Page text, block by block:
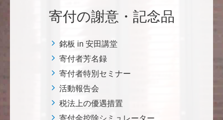
です。 <障害のある学生や研究者の活躍応援基金>
恵良 道信
リベラルアーツとしての経済学をさらに発展させて 下
さい。 <経済学研究科・経済学部支援基金>
紺野 邦昭
寄付の謝意・記念品
銘板 in 安田講堂
寄付者芳名録
寄付者特別セミナー
活動報告会
税法上の優遇措置
寄付金控除シミュレーター